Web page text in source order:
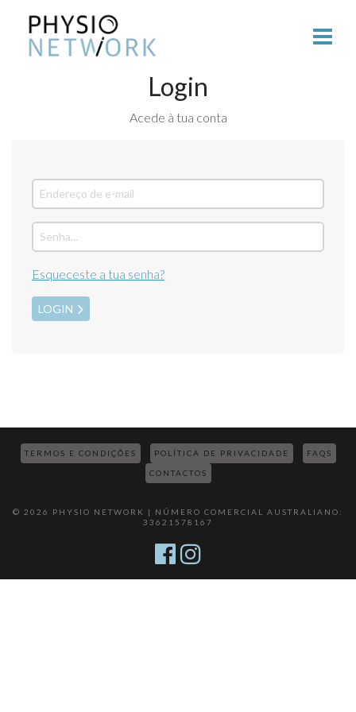
Login
Acede à tua conta
Esqueceste a tua senha?
LOGIN
TERMOS E CONDIÇÕES POLÍTICA DE PRIVACIDADE FAQS
CONTACTOS
© 2026 PHYSIO NETWORK | NÚMERO COMERCIAL AUSTRALIANO:
33621578167